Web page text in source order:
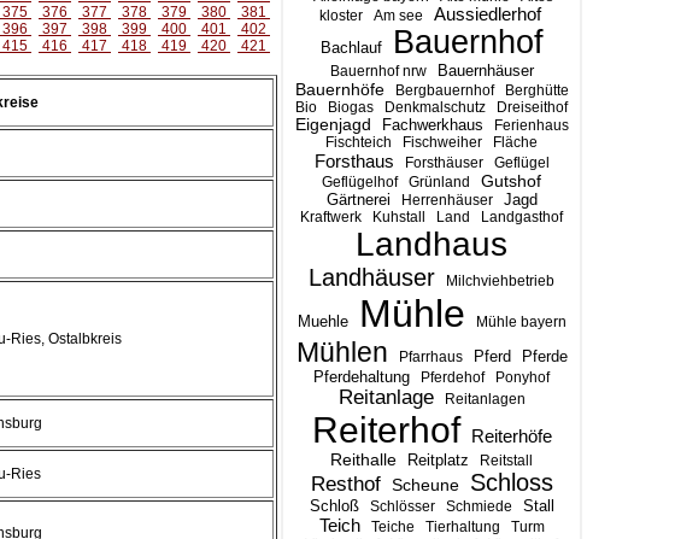
kloster
Am see Aussiedlerhof
Bachlauf Bauernhof
Bauernhof nrw Bauernhäuser
Bauernhöfe Bergbauernhof
Berghütte
Bio
Biogas Denkmalschutz Dreiseithof
Eigenjagd Fachwerkhaus
Ferienhaus
Fischteich
Fischweiher Fläche
Forsthaus Forsthäuser
Geflügel
Geflügelhof
Grünland
Gutshof
Gärtnerei
Herrenhäuser Jagd
Kraftwerk Kuhstall Land Landgasthof
Landhaus
Landhäuser Milchviehbetrieb
Muehle Mühle Mühle bayern
Mühlen Pfarrhaus Pferd Pferde
Pferdehaltung Pferdehof Ponyhof
Reitanlage Reitanlagen
Reiterhof Reiterhöfe
Reithalle Reitplatz Reitstall
Resthof Scheune Schloss
Schloß Schlösser Schmiede Stall
Teich Teiche Tierhaltung
Turm
375 376 377 378 379 380
381
396 397 398 399 400 401
402
415 416 417 418 419 420 421
Ries, Ostalbkreis
Ries